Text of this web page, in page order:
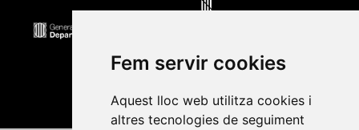
Fem servir cookies
Aquest lloc web utilitza cookies i
altres tecnologies de seguiment